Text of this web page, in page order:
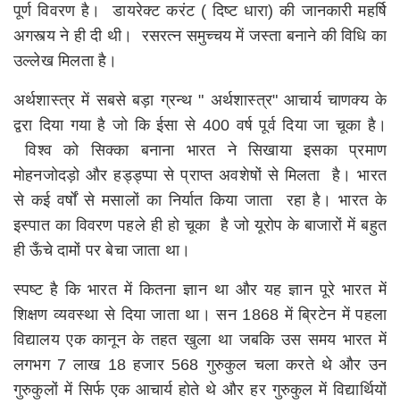
पूर्ण विवरण है। डायरेक्ट करंट ( दिष्ट धारा) की जानकारी महर्षि
अगस्त्य ने ही दी थी। रसरत्न समुच्चय में जस्ता बनाने की विधि का
उल्लेख मिलता है।
अर्थशास्त्र में सबसे बड़ा ग्रन्थ " अर्थशास्त्र" आचार्य चाणक्य के
द्वरा दिया गया है जो कि ईसा से 400 वर्ष पूर्व दिया जा चूका है।
विश्व को सिक्का बनाना भारत ने सिखाया इसका प्रमाण
मोहनजोदड़ो और हड्ड्प्पा से प्राप्त अवशेषों से मिलता है। भारत
से कई वर्षों से मसालों का निर्यात किया जाता रहा है। भारत के
इस्पात का विवरण पहले ही हो चूका है जो यूरोप के बाजारों में बहुत
ही ऊँचे दामों पर बेचा जाता था।
स्पष्ट है कि भारत में कितना ज्ञान था और यह ज्ञान पूरे भारत में
शिक्षण व्यवस्था से दिया जाता था। सन 1868 में ब्रिटेन में पहला
विद्यालय एक कानून के तहत खुला था जबकि उस समय भारत में
लगभग 7 लाख 18 हजार 568 गुरुकुल चला करते थे और उन
गुरुकुलों में सिर्फ एक आचार्य होते थे और हर गुरुकुल में विद्यार्थियों